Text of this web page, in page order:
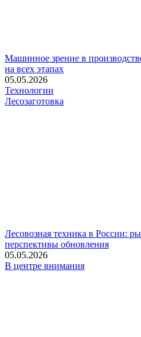
Машинное зрение в
на всех этапах
05.05.2026
Технологии
Лесозаготовка
Лесовозная техника в России:
перспективы обновления
05.05.2026
В центре внимания